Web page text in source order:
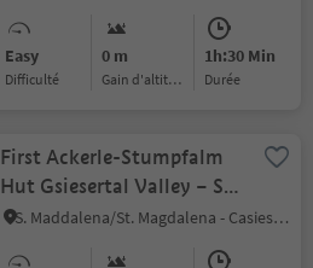
Easy
Difficulté
0 m
Gain d'altitude
1h:30 Min
durée
First Ackerle-Stumpfalm
Hut Gsiesertal Valley – St.
Magdalena
S. Maddalena/St. Magdalena - Casies/Gsies, Gsies/Valle di Casies